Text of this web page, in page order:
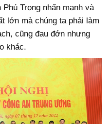
Trọng nhấn mạnh và
lớn mà chúng ta phải làm
cũng đau đớn nhưng
khác.